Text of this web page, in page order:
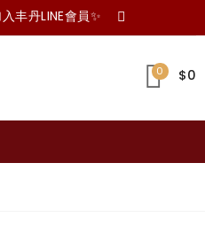
丰丹LINE會員✨
0 $0
menu